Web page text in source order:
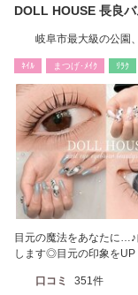
DOLL HOUSE 長良
岐阜市最大級の公園
ﾈｲﾙ まつげ･ﾒｲｸ ﾘﾗｸ
目元の魔法をあなたに
します◎目元の印象をUP
口コミ 351件